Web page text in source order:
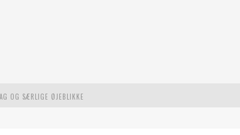
OG SÆRLIGE ØJEBLIKKE
UDFORDRINGER